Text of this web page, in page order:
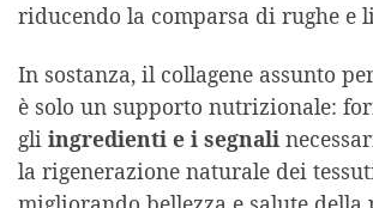
riducendo la comparsa di rughe e
In sostanza, il collagene assunto
è solo un supporto nutrizionale:
gli ingredienti e i segnali
la rigenerazione naturale dei